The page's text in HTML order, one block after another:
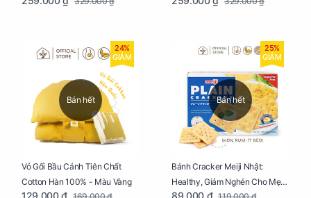
Bán hết
24%
GIẢM
Vỏ Gối Bầu Cánh Tiên Chất
Cotton Hàn 100% - Màu Vàng
129.000 ₫
Bán hết
25%
GIẢM
Bánh Cracker Meiji Nhật:
Healthy, Giảm Nghén Cho Mẹ
89.000 ₫